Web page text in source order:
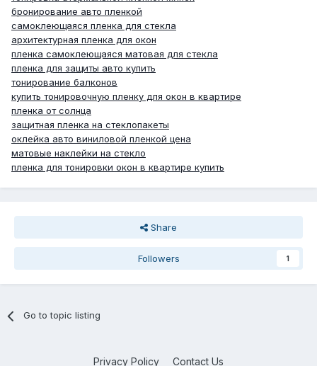
бронирование авто пленкой
самоклеющаяся пленка для стекла
архитектурная пленка для окон
пленка самоклеющаяся матовая для стекла
пленка для защиты авто купить
тонирование балконов
купить тонировочную пленку для окон в квартире
пленка от солнца
защитная пленка на стеклопакеты
оклейка авто виниловой пленкой цена
матовые наклейки на стекло
пленка для тонировки окон в квартире купить
Share
Followers 1
Go to topic listing
Privacy Policy Contact Us